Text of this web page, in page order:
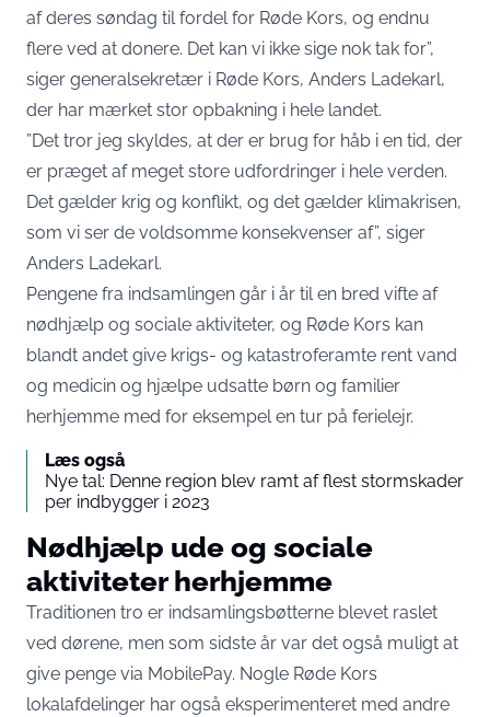
af deres søndag til fordel for Røde Kors, og endnu
flere ved at donere. Det kan vi ikke sige nok tak for”,
siger generalsekretær i Røde Kors, Anders Ladekarl,
der har mærket stor opbakning i hele landet.
”Det tror jeg skyldes, at der er brug for håb i en tid, der
er præget af meget store udfordringer i hele verden.
Det gælder krig og konflikt, og det gælder klimakrisen,
som vi ser de voldsomme konsekvenser af”, siger
Anders Ladekarl.
Pengene fra indsamlingen går i år til en bred vifte af
nødhjælp og sociale aktiviteter, og Røde Kors kan
blandt andet give krigs- og katastroferamte rent vand
og medicin og hjælpe udsatte børn og familier
herhjemme med for eksempel en tur på ferielejr.
Læs også
Nye tal: Denne region blev ramt af flest stormskader
per indbygger i 2023
Nødhjælp ude og sociale
aktiviteter herhjemme
Traditionen tro er indsamlingsbøtterne blevet raslet
ved dørene, men som sidste år var det også muligt at
give penge via MobilePay. Nogle Røde Kors
lokalafdelinger har også eksperimenteret med andre